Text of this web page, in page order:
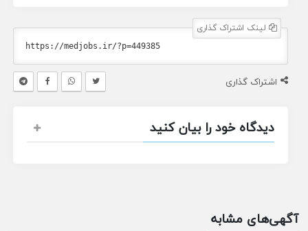
لینک اشتراک گذاری
اشتراک گذاری
دیدگاه خود را بیان کنید
آگهی‌های مشابه